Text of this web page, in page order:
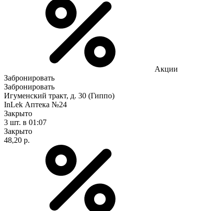
Акции
Забронировать
Забронировать
Игуменский тракт, д. 30 (Гиппо)
InLek Аптека №24
Закрыто
3 шт. в 01:07
Закрыто
48,20 р.